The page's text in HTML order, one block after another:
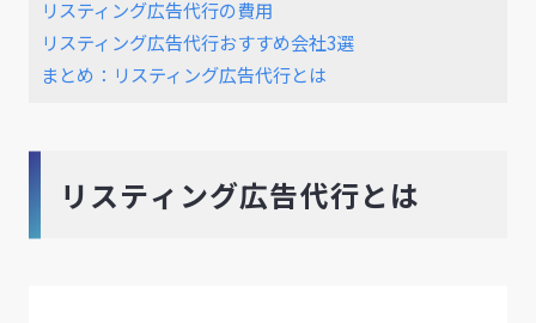
リスティング広告代行の費用
リスティング広告代行おすすめ会社3選
まとめ：リスティング広告代行とは
リスティング広告代行とは